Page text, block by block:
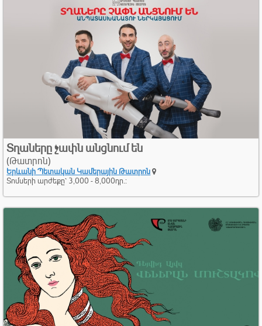
Տղաները չափն անցնում են
(Թատրոն)
Երևանի Պետական Կամերային Թատրոն
Տոմսերի արժեքը՝ 3,000 - 8,000դր.: